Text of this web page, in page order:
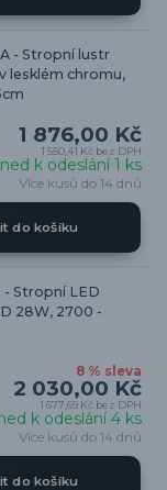
- Stropní lustr
lesklém chromu,
1 876,00 Kč
1 550,41 Kč bez DPH
k odeslání 1 ks
Více kusů do 14 dnů
do košíku
- Stropní LED
28W, 2700 -
8 % sleva
2 030,00 Kč
1 677,69 Kč bez DPH
k odeslání 4 ks
Více kusů do 14 dnů
do košíku